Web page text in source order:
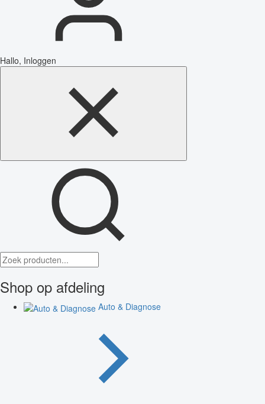
Hallo, Inloggen
Shop op afdeling
Auto & Diagnose